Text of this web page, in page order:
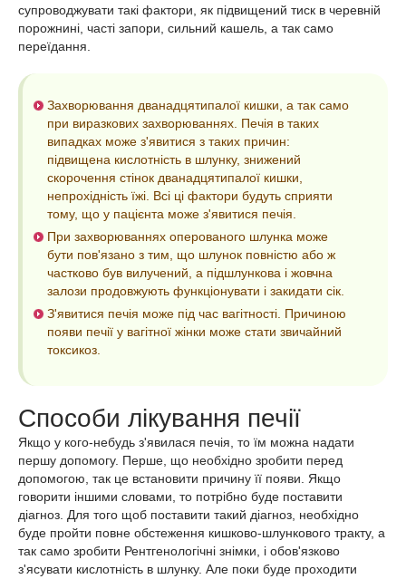
супроводжувати такі фактори, як підвищений тиск в черевній
порожнині, часті запори, сильний кашель, а так само
переїдання.
Захворювання дванадцятипалої кишки, а так само
при виразкових захворюваннях. Печія в таких
випадках може з'явитися з таких причин:
підвищена кислотність в шлунку, знижений
скорочення стінок дванадцятипалої кишки,
непрохідність їжі. Всі ці фактори будуть сприяти
тому, що у пацієнта може з'явитися печія.
При захворюваннях оперованого шлунка може
бути пов'язано з тим, що шлунок повністю або ж
частково був вилучений, а підшлункова і жовчна
залози продовжують функціонувати і закидати сік.
З'явитися печія може під час вагітності. Причиною
появи печії у вагітної жінки може стати звичайний
токсикоз.
Способи лікування печії
Якщо у кого-небудь з'явилася печія, то їм можна надати
першу допомогу. Перше, що необхідно зробити перед
допомогою, так це встановити причину її появи. Якщо
говорити іншими словами, то потрібно буде поставити
діагноз. Для того щоб поставити такий діагноз, необхідно
буде пройти повне обстеження кишково-шлункового тракту, а
так само зробити Рентгенологічні знімки, і обов'язково
з'ясувати кислотність в шлунку. Але поки буде проходити